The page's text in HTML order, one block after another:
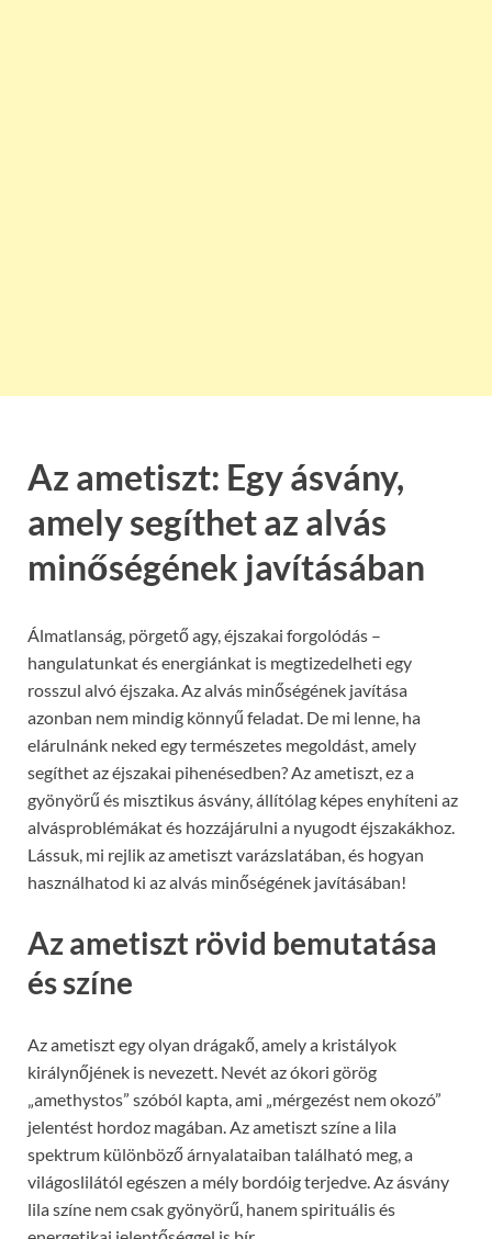
Az ametiszt: Egy ásvány,
amely segíthet az alvás
minőségének javításában
Álmatlanság, pörgető agy, éjszakai forgolódás –
hangulatunkat és energiánkat is megtizedelheti egy
rosszul alvó éjszaka. Az alvás minőségének javítása
azonban nem mindig könnyű feladat. De mi lenne, ha
elárulnánk neked egy természetes megoldást, amely
segíthet az éjszakai pihenésedben? Az ametiszt, ez a
gyönyörű és misztikus ásvány, állítólag képes enyhíteni az
alvásproblémákat és hozzájárulni a nyugodt éjszakákhoz.
Lássuk, mi rejlik az ametiszt varázslatában, és hogyan
használhatod ki az alvás minőségének javításában!
Az ametiszt rövid bemutatása
és színe
Az ametiszt egy olyan drágakő, amely a kristályok
királynőjének is nevezett. Nevét az ókori görög
„amethystos” szóból kapta, ami „mérgezést nem okozó”
jelentést hordoz magában. Az ametiszt színe a lila
spektrum különböző árnyalataiban található meg, a
világoslilától egészen a mély bordóig terjedve. Az ásvány
lila színe nem csak gyönyörű, hanem spirituális és